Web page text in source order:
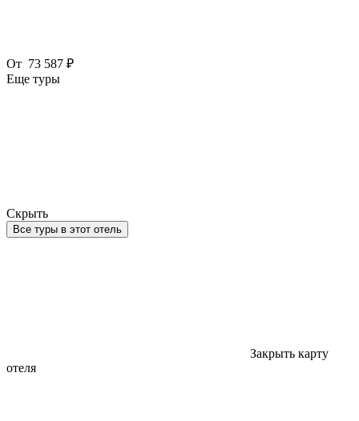
От 73 587 ₽
Еще туры
Скрыть
Все туры в этот отель
Закрыть карту
отеля